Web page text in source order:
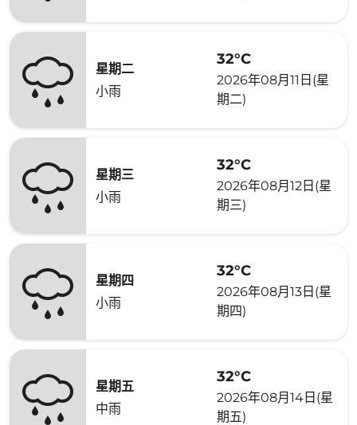
星期二
小雨
32°C
2026年08月11日(星
期二)
星期三
小雨
32°C
2026年08月12日(星
期三)
星期四
小雨
32°C
2026年08月13日(星
期四)
星期五
中雨
32°C
2026年08月14日(星
期五)